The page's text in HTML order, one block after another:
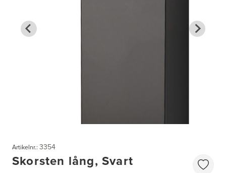
Artikelnr.: 3354
Skorsten lång, Svart